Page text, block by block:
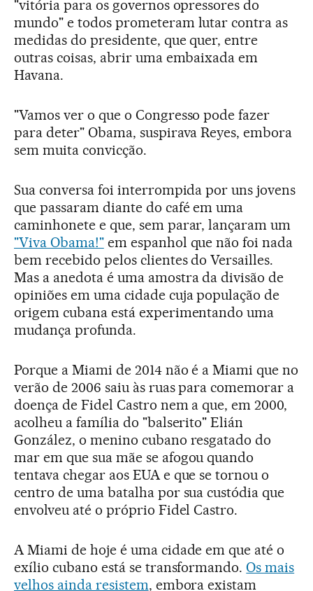
"vitória para os governos opressores do
mundo" e todos prometeram lutar contra as
medidas do presidente, que quer, entre
outras coisas, abrir uma embaixada em
Havana.
"Vamos ver o que o Congresso pode fazer
para deter" Obama, suspirava Reyes, embora
sem muita convicção.
Sua conversa foi interrompida por uns jovens
que passaram diante do café em uma
caminhonete e que, sem parar, lançaram um
"Viva Obama!"em espanhol que não foi nada
bem recebido pelos clientes do Versailles.
Mas a anedota é uma amostra da divisão de
opiniões em uma cidade cuja população de
origem cubana está experimentando uma
mudança profunda.
Porque a Miami de 2014 não é a Miami que no
verão de 2006 saiu às ruas para comemorar a
doença de Fidel Castro nem a que, em 2000,
acolheu a família do "balserito" Elián
González, o menino cubano resgatado do
mar em que sua mãe se afogou quando
tentava chegar aos EUA e que se tornou o
centro de uma batalha por sua custódia que
envolveu até o próprio Fidel Castro.
A Miami de hoje é uma cidade em que até o
exílio cubano está se transformando. Os mais
velhos ainda resistem, embora existam